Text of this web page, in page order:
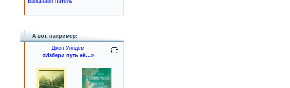
А вот, например:
Джон Уиндем
«Избери путь её…»